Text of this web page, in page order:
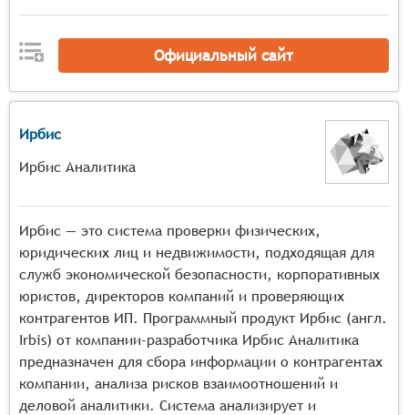
Отчётность и аналитика: Система должна
предоставлять отчёты и аналитику по результатам
проверки данных, помогая компаниям принимать
обоснованные решения о найме и управлении
рисками.
Официальный сайт
Ирбис
Ирбис Аналитика
Ирбис — это система проверки физических,
юридических лиц и недвижимости, подходящая для
служб экономической безопасности, корпоративных
юристов, директоров компаний и проверяющих
контрагентов ИП. Программный продукт Ирбис (англ.
Irbis) от компании-разработчика Ирбис Аналитика
предназначен для сбора информации о контрагентах
компании, анализа рисков взаимоотношений и
деловой аналитики. Система анализирует и